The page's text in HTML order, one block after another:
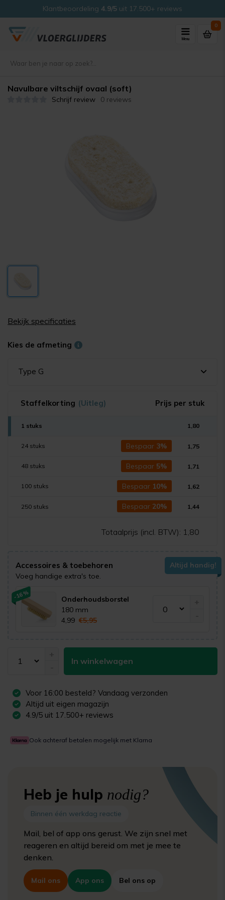
Klantbeoordeling 4.9/5 uit 17.500+ reviews
Menu
0
Navulbare viltschijf ovaal (soft)
Schrijf review 0 reviews
Bekijk specificaties
Kies de afmeting
Type G
Staffelkorting (Uitleg) Prijs per stuk
1 stuks 1,80
24 stuks Bespaar 3% 1,75
48 stuks Bespaar 5% 1,71
100 stuks Bespaar 10% 1,62
250 stuks Bespaar 20% 1,44
Totaalprijs (incl. BTW): 1,80
Altijd handig!
Accessoires & toebehoren
Voeg handige extra's toe.
-16%
Onderhoudsborstel
180 mm
4,99 €5,95
In winkelwagen
Voor 16:00 besteld? Vandaag verzonden
Altijd uit eigen magazijn
4.9/5 uit 17.500+ reviews
Ook achteraf betalen mogelijk met Klarna
Heb je hulp nodig?
Binnen één werkdag reactie
Mail, bel of app ons gerust. We zijn snel met
reageren en altijd bereid om met je mee te
denken.
Mail ons App ons Bel ons op